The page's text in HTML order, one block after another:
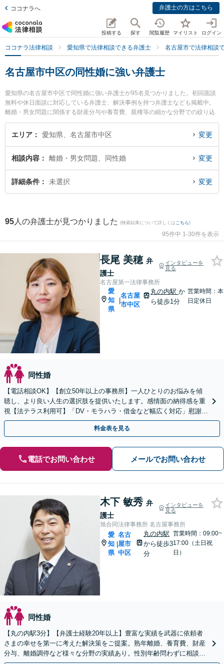
ココナラへ 弁護士の方はこちら
投稿する 探す 閲覧履歴 マイリスト ログイン
ココナラ法律相談 愛知県で法律相談できる弁護士 名古屋市で法律相談
名古屋市中区の同性婚に強い弁護士
愛知県の名古屋市中区で同性婚に強い弁護士が95名見つかりました。初回面談
無料や休日面談に対応している弁護士、解決事例を持つ弁護士なども掲載中。
離婚・男女問題に関係する財産分与や養育費、親権等の細かな分野での絞り込
み検索もでき便利です。特に名古屋第一法律事務所の長尾 美穂弁護士や旭合同
法律事務所 名古屋事務所の木下 敏秀弁護士、弁護士法人名城法律事務所 名古
すぐに弁護士に相談したい』『同性婚のトラブル解決の実績豊富な近くの弁護
士を検索したい』『初回相談無料で同性婚を法律相談できる名古屋市中区内の
弁護士に相談予約したい』などでお困りの相談者さんにおすすめです。
エリア 愛知県、名古屋市中区 変更
相談内容 離婚・男女問題、同性婚 変更
詳細条件 未選択 変更
95 人の弁護士が見つかりました (検索結果について詳しくは こちら)
95件中 1-30件を表示
長尾 美穂 弁
護士
インタビューを
見る
名古屋第一法律事務所
愛
知
県
|
名古屋
市中区
丸の内駅か
ら徒歩1分
営業時間：本
日定休日
同性婚
【電話相談OK】【創立50年以上の事務所】一人ひとりのお悩みを傾
聴し、より良い人生の選択肢を提供いたします。感情面の納得感を重
視【法テラス利用可】「DV・モラハラ・借金など幅広く対応」慰謝料
請求／男性側・女性側どちらも対応【初回相談無料】
料金表を見る
電話でお問い合わせ メールでお問い合わせ
木下 敏秀 弁
護士
インタビューを
見る
旭合同法律事務所 名古屋事務所
愛
知
県
|
名古
屋市
中区
丸の内駅
から徒歩3
分
営業時間：09:00~
17:00（土日祝
日）
同性婚
【丸の内駅3分】【弁護士経験20年以上】豊富な実績を武器に依頼者
さまの幸せを第一に考えた解決策をご提案。熟年離婚、養育費、財産
分与、離婚調停など様々な分野の実績あり。性別年齢問わずに相談を